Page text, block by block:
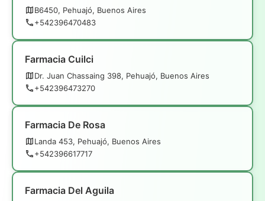
B6450, Pehuajó, Buenos Aires
+542396470483
Farmacia Cuilci
Dr. Juan Chassaing 398, Pehuajó, Buenos Aires
+542396473270
Farmacia De Rosa
Landa 453, Pehuajó, Buenos Aires
+542396617717
Farmacia Del Aguila